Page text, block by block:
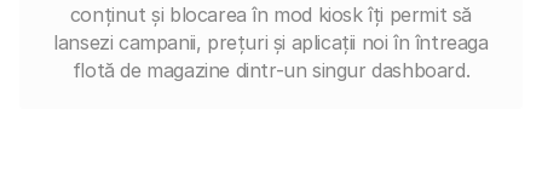
conținut și blocarea în mod kiosk îți permit să
lansezi campanii, prețuri și aplicații noi în întreaga
flotă de magazine dintr-un singur dashboard.